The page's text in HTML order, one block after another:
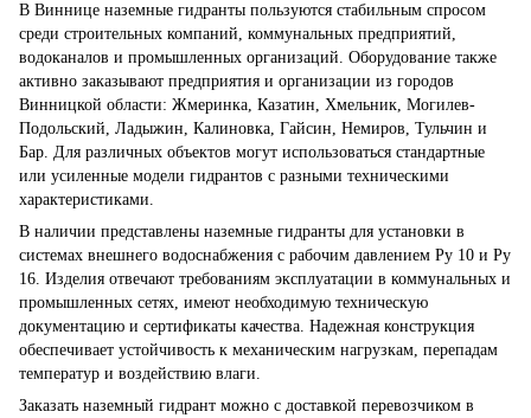
В Виннице наземные гидранты пользуются стабильным спросом
среди строительных компаний, коммунальных предприятий,
водоканалов и промышленных организаций. Оборудование также
активно заказывают предприятия и организации из городов
Винницкой области: Жмеринка, Казатин, Хмельник, Могилев-
Подольский, Ладыжин, Калиновка, Гайсин, Немиров, Тульчин и
Бар. Для различных объектов могут использоваться стандартные
или усиленные модели гидрантов с разными техническими
характеристиками.
В наличии представлены наземные гидранты для установки в
системах внешнего водоснабжения с рабочим давлением Ру 10 и Ру
16. Изделия отвечают требованиям эксплуатации в коммунальных и
промышленных сетях, имеют необходимую техническую
документацию и сертификаты качества. Надежная конструкция
обеспечивает устойчивость к механическим нагрузкам, перепадам
температур и воздействию влаги.
Заказать наземный гидрант можно с доставкой перевозчиком в